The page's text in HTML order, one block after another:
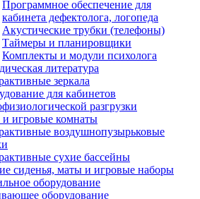
Программное обеспечение для
кабинета дефектолога, логопеда
Акустические трубки (телефоны)
Таймеры и планировщики
Комплекты и модули психолога
литература
зеркала
для кабинетов
разгрузки
игровые комнаты
воздушнопузырьковые
сухие бассейны
сиденья, маты и игровые наборы
оборудование
оборудование